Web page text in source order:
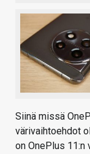
Siinä missä
värivaihtoehdot
on OnePlus 11:n